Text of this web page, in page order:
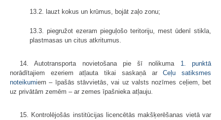
13.2. lauzt kokus un krūmus, bojāt zaļo zonu;
13.3. piegružot ezeram pieguļošo teritoriju, mest ūdenī stikla,
plastmasas un citus atkritumus.
14. Autotransporta novietošana pie šī nolikuma 1. punktā
norādītajiem ezeriem atļauta tikai saskaņā arCeļu satiksmes
noteikumiem – īpašās stāvvietās, vai uz valsts nozīmes ceļiem, bet
uz privātām zemēm – ar zemes īpašnieka atļauju.
15. Kontrolējošās institūcijas licencētās makšķerēšanas vietā var